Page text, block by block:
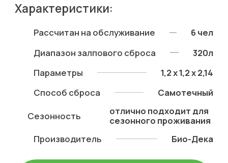
Характеристики:
Рассчитан на обслуживание
6 чел
Диапазон залпового сброса
320л
Параметры
1,2 х 1,2 х 2,14
Способ сброса
Самотечный
Сезонность
отлично подходит для
сезонного проживания
Производитель
Био-Дека